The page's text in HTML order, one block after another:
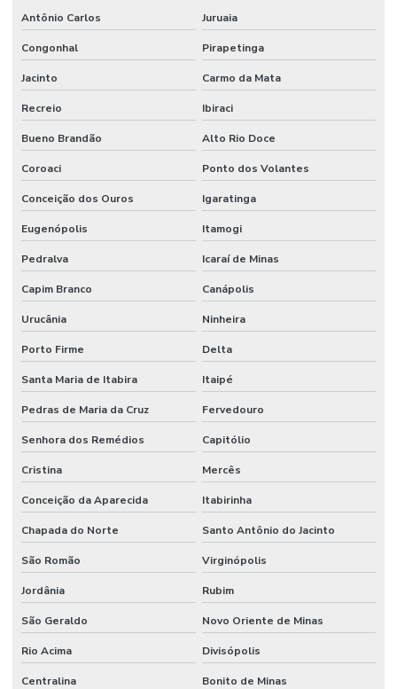
Antônio Carlos Juruaia
Congonhal Pirapetinga
Jacinto Carmo da Mata
Recreio Ibiraci
Bueno Brandão Alto Rio Doce
Coroaci Ponto dos Volantes
Conceição dos Ouros Igaratinga
Eugenópolis Itamogi
Pedralva Icaraí de Minas
Capim Branco Canápolis
Urucânia Ninheira
Porto Firme Delta
Santa Maria de Itabira Itaipé
Pedras de Maria da Cruz Fervedouro
Senhora dos Remédios Capitólio
Cristina Mercês
Conceição da Aparecida Itabirinha
Chapada do Norte Santo Antônio do Jacinto
São Romão Virginópolis
Jordânia Rubim
São Geraldo Novo Oriente de Minas
Rio Acima Divisópolis
Centralina Bonito de Minas